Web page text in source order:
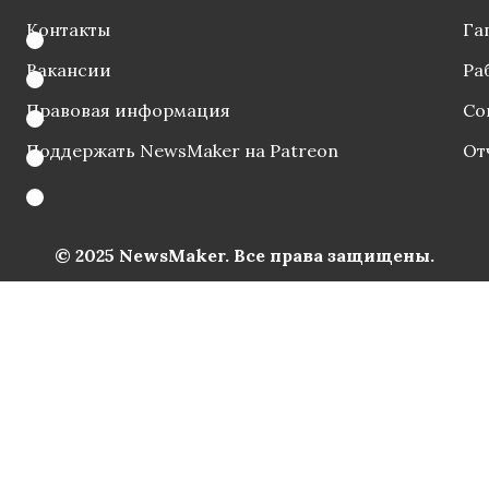
Контакты
Вакансии
Правовая информация
Поддержать NewsMaker на Patreon
© 2025 NewsMaker. Все права защищены.